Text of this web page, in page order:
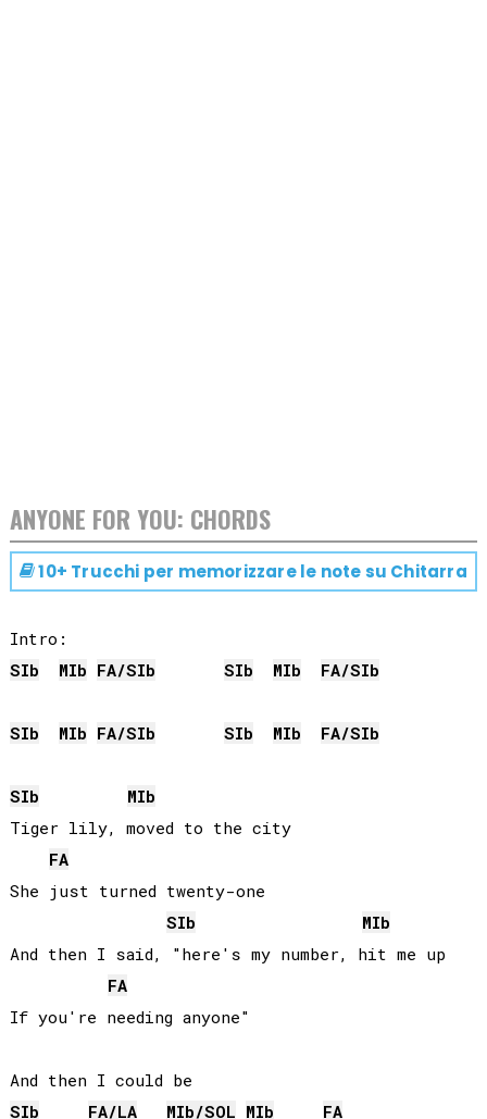
ANYONE FOR YOU: CHORDS
10+ Trucchi per memorizzare le note su Chitarra
SIb
MIb FA/SIb SIb MIb FA/SIb
SIb MIb FA/SIb SIb MIb FA/SIb
SIb
MIb
Tiger lily, moved to the city
FA
She just turned twenty-one
SIb
MIb
And then I said, "here's my number, hit me up
FA
If you're needing anyone"
SIb
FA/LA MIb/SOL MIb FA